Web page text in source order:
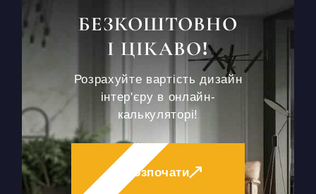
БЕЗКОШТОВНО
І ЦІКАВО!
Розрахуйте вартість дизайн
інтер'єру в онлайн-
калькуляторі!
Розпочати